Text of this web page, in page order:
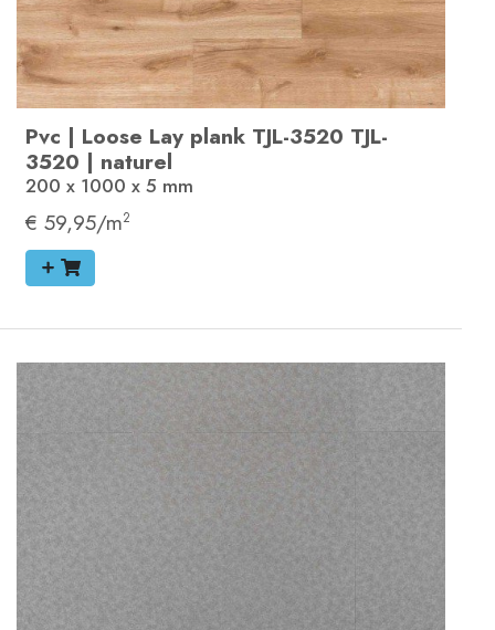
Pvc | Loose Lay plank TJL-3520 TJL-
3520 | naturel
200 x 1000 x 5 mm
€ 59,95/m2